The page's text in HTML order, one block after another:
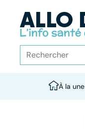
À la une